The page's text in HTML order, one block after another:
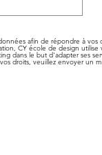
afin de répondre à
CY école de design
dans le but d'adapter ses
droits, veuillez envoyer un